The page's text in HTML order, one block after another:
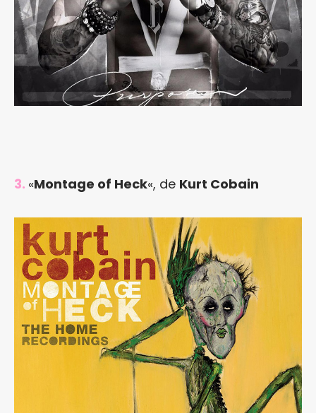
3. «Montage of Heck«, de Kurt Cobain